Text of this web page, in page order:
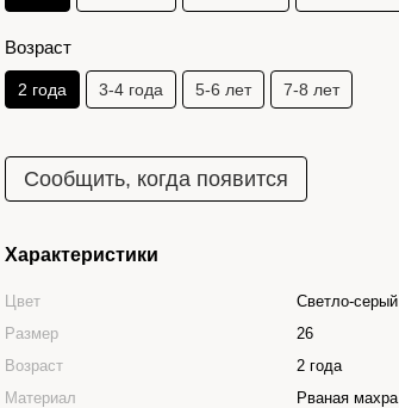
Возраст
2 года 3-4 года 5-6 лет 7-8 лет
Сообщить, когда появится
Характеристики
Цвет
Светло-серый
Размер
26
Возраст
2 года
Материал
Рваная махра